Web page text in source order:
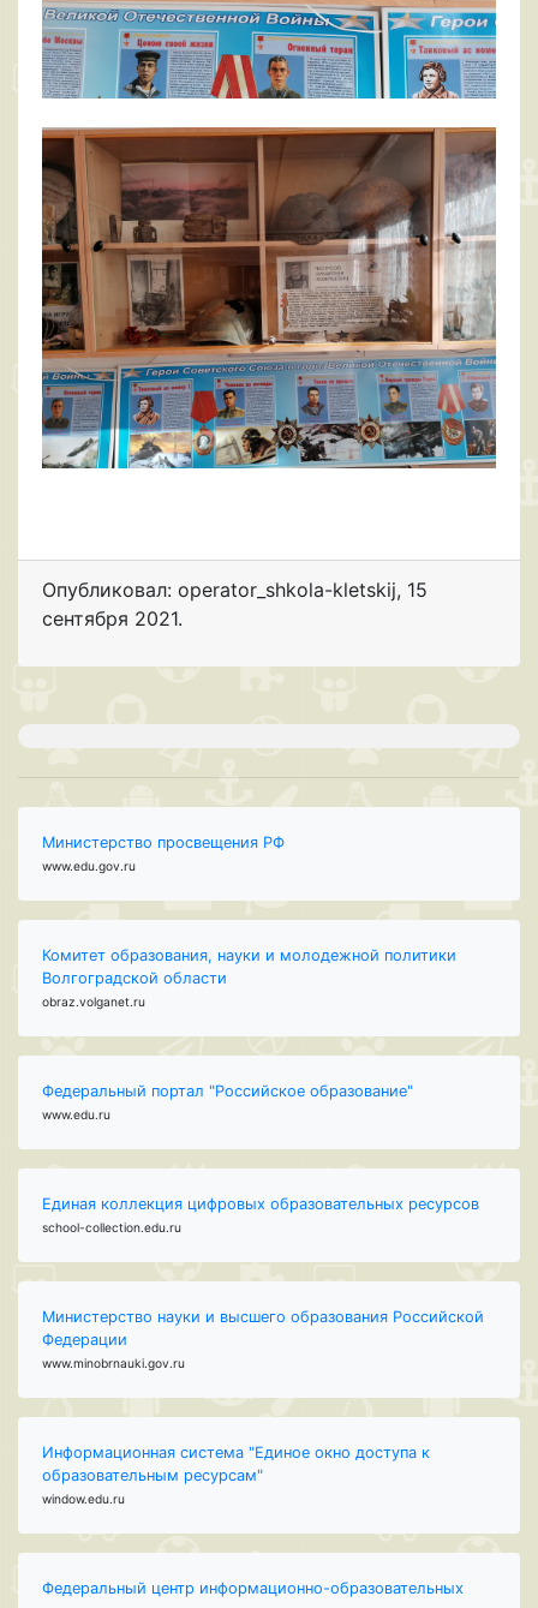
Опубликовал: operator_shkola-kletskij, 15
сентября 2021.
Министерство просвещения РФ
www.edu.gov.ru
Комитет образования, науки и молодежной политики
Волгоградской области
obraz.volganet.ru
Федеральный портал "Российское образование"
www.edu.ru
Единая коллекция цифровых образовательных ресурсов
school-collection.edu.ru
Министерство науки и высшего образования Российской
Федерации
www.minobrnauki.gov.ru
Информационная система "Единое окно доступа к
образовательным ресурсам"
window.edu.ru
Федеральный центр информационно-образовательных